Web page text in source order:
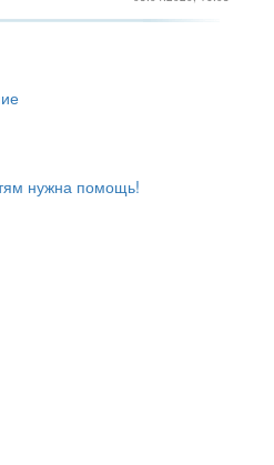
нужна помощь!